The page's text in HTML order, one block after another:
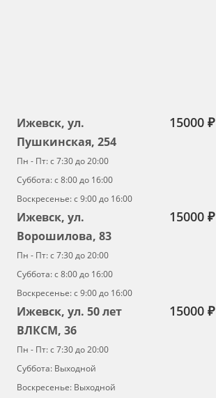
Ижевск, ул.
Пушкинская, 254
Пн - Пт: с 7:30 до 20:00
Суббота: с 8:00 до 16:00
Воскресенье: с 9:00 до 16:00
15000 ₽
Ижевск, ул.
Ворошилова, 83
Пн - Пт: с 7:30 до 20:00
Суббота: с 8:00 до 16:00
Воскресенье: с 9:00 до 16:00
15000 ₽
Ижевск, ул. 50 лет
ВЛКСМ, 36
Пн - Пт: с 7:30 до 20:00
Суббота: Выходной
Воскресенье: Выходной
15000 ₽